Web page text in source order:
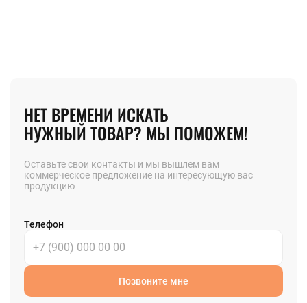
НЕТ ВРЕМЕНИ ИСКАТЬ
НУЖНЫЙ ТОВАР? МЫ ПОМОЖЕМ!
Оставьте свои контакты и мы вышлем вам
коммерческое предложение на интересующую вас
продукцию
Телефон
Позвоните мне